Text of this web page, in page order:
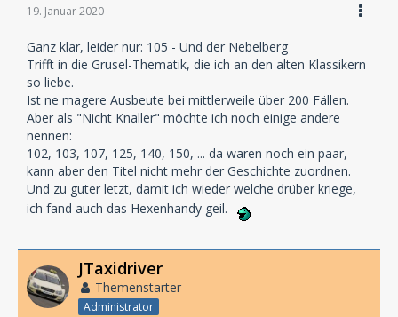
19. Januar 2020
Ganz klar, leider nur: 105 - Und der Nebelberg
Trifft in die Grusel-Thematik, die ich an den alten Klassikern
so liebe.
Ist ne magere Ausbeute bei mittlerweile über 200 Fällen.
Aber als "Nicht Knaller" möchte ich noch einige andere
nennen:
102, 103, 107, 125, 140, 150, ... da waren noch ein paar,
kann aber den Titel nicht mehr der Geschichte zuordnen.
Und zu guter letzt, damit ich wieder welche drüber kriege,
ich fand auch das Hexenhandy geil.
JTaxidriver
Themenstarter
Administrator